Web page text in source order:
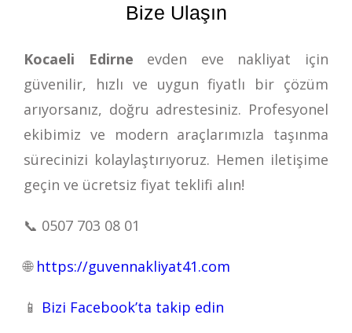
Bize Ulaşın
Kocaeli Edirne evden eve nakliyat için
güvenilir, hızlı ve uygun fiyatlı bir çözüm
arıyorsanız, doğru adrestesiniz. Profesyonel
ekibimiz ve modern araçlarımızla taşınma
sürecinizi kolaylaştırıyoruz. Hemen iletişime
geçin ve ücretsiz fiyat teklifi alın!
📞 0507 703 08 01
🌐 https://guvennakliyat41.com
📱 Bizi Facebook’ta takip edin